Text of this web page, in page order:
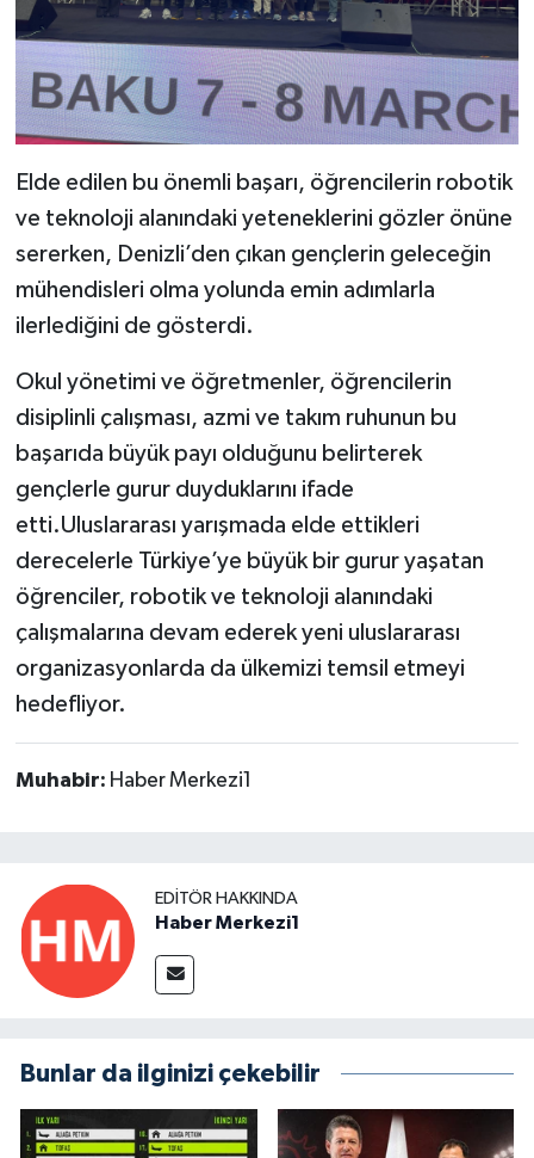
Elde edilen bu önemli başarı, öğrencilerin robotik
ve teknoloji alanındaki yeteneklerini gözler önüne
sererken, Denizli’den çıkan gençlerin geleceğin
mühendisleri olma yolunda emin adımlarla
ilerlediğini de gösterdi.
Okul yönetimi ve öğretmenler, öğrencilerin
disiplinli çalışması, azmi ve takım ruhunun bu
başarıda büyük payı olduğunu belirterek
gençlerle gurur duyduklarını ifade
etti.Uluslararası yarışmada elde ettikleri
derecelerle Türkiye’ye büyük bir gurur yaşatan
öğrenciler, robotik ve teknoloji alanındaki
çalışmalarına devam ederek yeni uluslararası
organizasyonlarda da ülkemizi temsil etmeyi
hedefliyor.
Muhabir: Haber Merkezi1
EDITÖR HAKKINDA
Haber Merkezi1
Bunlar da ilginizi çekebilir